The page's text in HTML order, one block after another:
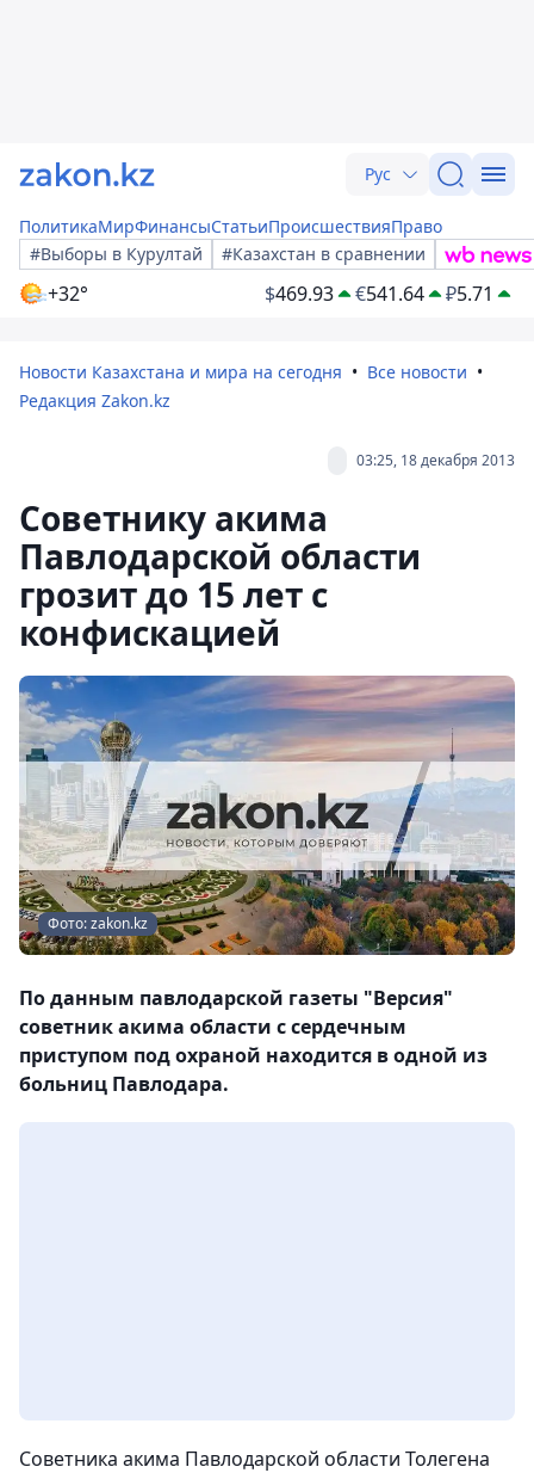
Рус
ПолитикаМирФинансыСтатьиПроисшествияПраво
#Выборы в Курултай
#Казахстан в сравнении
+32° $469.93 €541.64 ₽5.71
Новости Казахстана и мира на сегодня
Все новости
Редакция Zakon.kz
03:25, 18 декабря 2013
Советнику акима
Павлодарской области
грозит до 15 лет с
конфискацией
Фото: zakon.kz
По данным павлодарской газеты "Версия"
советник акима области с сердечным
приступом под охраной находится в одной из
больниц Павлодара.
Советника акима Павлодарской области Толегена